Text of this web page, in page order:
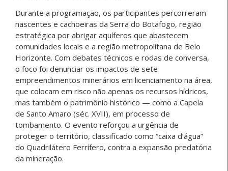
Durante a programação, os participantes percorreram
nascentes e cachoeiras da Serra do Botafogo, região
estratégica por abrigar aquíferos que abastecem
comunidades locais e a região metropolitana de Belo
Horizonte. Com debates técnicos e rodas de conversa,
o foco foi denunciar os impactos de sete
empreendimentos minerários em licenciamento na área,
que colocam em risco não apenas os recursos hídricos,
mas também o patrimônio histórico — como a Capela
de Santo Amaro (séc. XVII), em processo de
tombamento. O evento reforçou a urgência de
proteger o território, classificado como “caixa d’água”
do Quadrilátero Ferrífero, contra a expansão predatória
da mineração.